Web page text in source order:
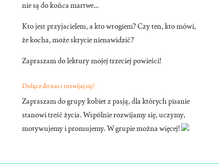
nie są do końca martwe…
Kto jest przyjacielem, a kto wrogiem? Czy ten, kto mówi,
że kocha, może skrycie nienawidzić?
Zapraszam do lektury mojej trzeciej powieści!
Dołącz do nas i rozwijaj się!
Zapraszam do grupy kobiet z pasją, dla których pisanie
stanowi treść życia. Wspólnie rozwijamy się, uczymy,
motywujemy i promujemy. W grupie można więcej!